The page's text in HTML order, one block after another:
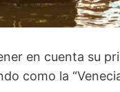
en cuenta su
como la